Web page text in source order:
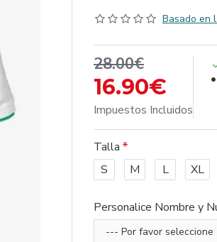
Basado en
16.90€
28.00€
Impuestos Incluidos
Talla
S
M L XL
Personalice Nombre y